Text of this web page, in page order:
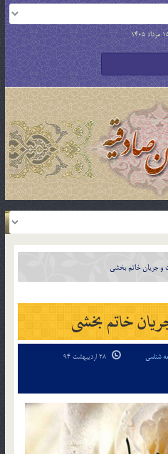
و جریان خاتم بخشی
خاتم بخشی
شناسی